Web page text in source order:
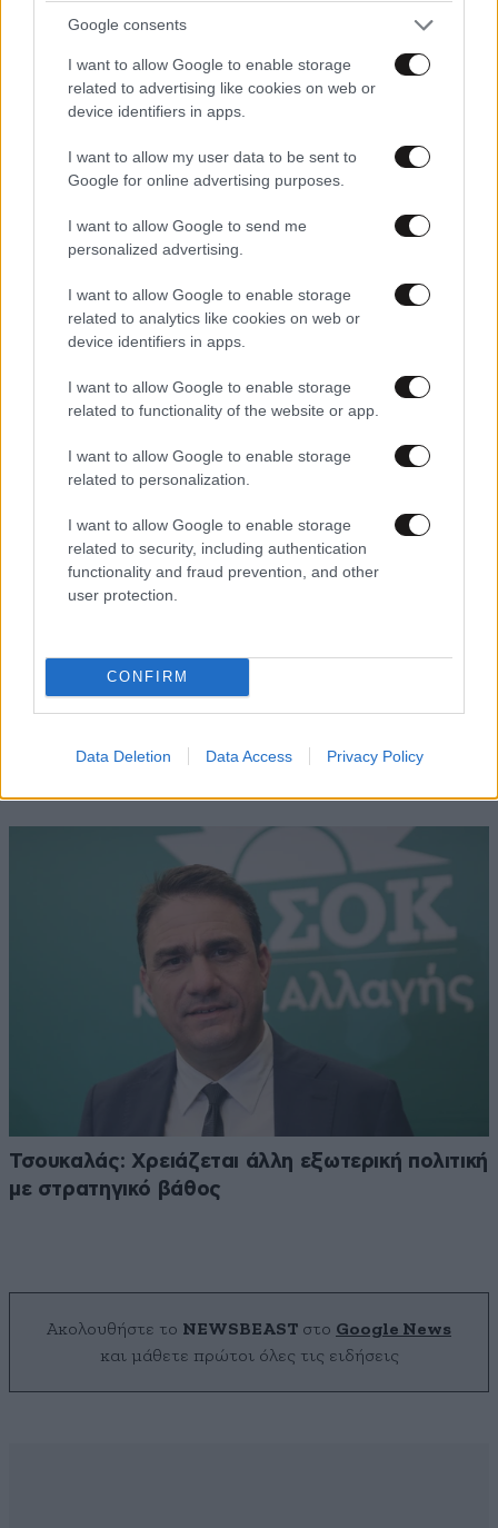
Google consents
I want to allow Google to enable storage
related to advertising like cookies on web or
device identifiers in apps.
I want to allow my user data to be sent to
Google for online advertising purposes.
I want to allow Google to send me
personalized advertising.
I want to allow Google to enable storage
related to analytics like cookies on web or
device identifiers in apps.
I want to allow Google to enable storage
related to functionality of the website or app.
I want to allow Google to enable storage
related to personalization.
I want to allow Google to enable storage
related to security, including authentication
functionality and fraud prevention, and other
user protection.
CONFIRM
Data Deletion Data Access Privacy Policy
Τσίπρας: Στη Θεσσαλονίκη τα αποκαλυπτήρια
του οικονομικού προγράμματος της «ΕΛ.Α.Σ.»
Αττικοβοιωτίας – Τουρνάς: Δεν κατάφεραν να
Τσουκαλάς: Xρειάζεται άλλη εξωτερική πολιτική
με στρατηγικό βάθος
Ακολουθήστε το NEWSBEAST στο Google News
και μάθετε πρώτοι όλες τις ειδήσεις